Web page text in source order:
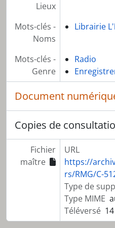
Lieux
Mots-clés -
Noms
Librairie
Mots-clés -
Genre
Radio
Document
Copies de
Fichier
maître
URL
https://
rs/RMG/C-
Type de
Type MIME
Téléversé